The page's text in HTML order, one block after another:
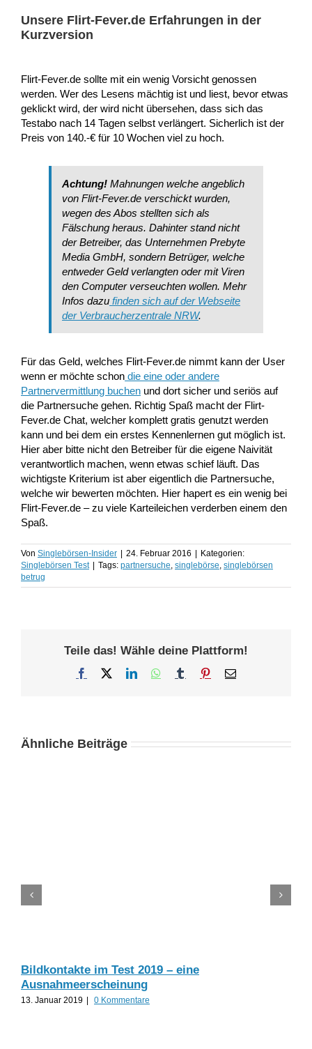
Unsere Flirt-Fever.de Erfahrungen in der
Kurzversion
Flirt-Fever.de sollte mit ein wenig Vorsicht genossen
werden. Wer des Lesens mächtig ist und liest, bevor etwas
geklickt wird, der wird nicht übersehen, dass sich das
Testabo nach 14 Tagen selbst verlängert. Sicherlich ist der
Preis von 140.-€ für 10 Wochen viel zu hoch.
Achtung! Mahnungen welche angeblich
von Flirt-Fever.de verschickt wurden,
wegen des Abos stellten sich als
Fälschung heraus. Dahinter stand nicht
der Betreiber, das Unternehmen Prebyte
Media GmbH, sondern Betrüger, welche
entweder Geld verlangten oder mit Viren
den Computer verseuchten wollen. Mehr
Infos dazu finden sich auf der Webseite
der Verbraucherzentrale NRW.
Für das Geld, welches Flirt-Fever.de nimmt kann der User
wenn er möchte schon die eine oder andere
Partnervermittlung buchen und dort sicher und seriös auf
die Partnersuche gehen. Richtig Spaß macht der Flirt-
Fever.de Chat, welcher komplett gratis genutzt werden
kann und bei dem ein erstes Kennenlernen gut möglich ist.
Hier aber bitte nicht den Betreiber für die eigene Naivität
verantwortlich machen, wenn etwas schief läuft. Das
wichtigste Kriterium ist aber eigentlich die Partnersuche,
welche wir bewerten möchten. Hier hapert es ein wenig bei
Flirt-Fever.de – zu viele Karteileichen verderben einem den
Spaß.
Von Singlebörsen-Insider 24. Februar 2016
Kategorien:
Singlebörsen Test
Tags: partnersuche, singlebörse, singlebörsen
betrug
Teile das! Wähle deine Plattform!
Facebook LinkedInWhatsApp
Tumblr Pinterest
E-
Ähnliche Beiträge
Bildkontakte im Test 2019 – eine
Ausnahmeerscheinung
13. Januar 2019 | 0 Kommentare